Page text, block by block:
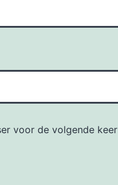
voor de volgende keer